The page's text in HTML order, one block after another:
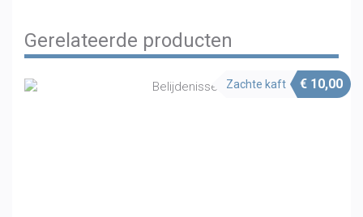
Gerelateerde producten
Zachte kaft € 10,00